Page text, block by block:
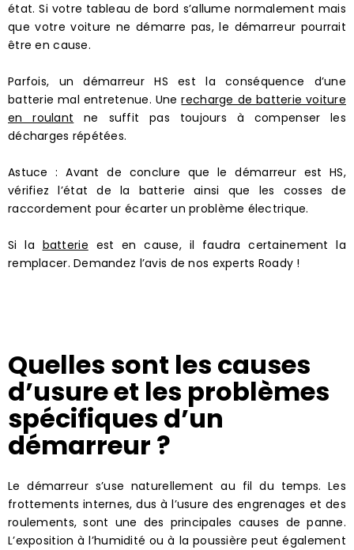
état. Si votre tableau de bord s’allume normalement mais
que votre voiture ne démarre pas, le démarreur pourrait
être en cause.
Parfois, un démarreur HS est la conséquence d’une
batterie mal entretenue. Unerecharge de batterie voiture
en roulant ne suffit pas toujours à compenser les
décharges répétées.
Astuce : Avant de conclure que le démarreur est HS,
vérifiez l’état de la batterie ainsi que les cosses de
raccordement pour écarter un problème électrique.
Si la batterie est en cause, il faudra certainement la
remplacer. Demandez l’avis de nos experts Roady !
Quelles sont les causes
d’usure et les problèmes
spécifiques d’un
démarreur ?
Le démarreur s’use naturellement au fil du temps. Les
frottements internes, dus à l’usure des engrenages et des
roulements, sont une des principales causes de panne.
L’exposition à l’humidité ou à la poussière peut également